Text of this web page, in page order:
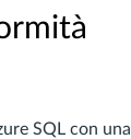
SQL con una